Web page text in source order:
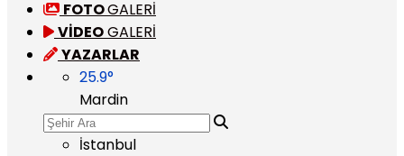
FOTOGALERİ
VİDEOGALERİ
YAZARLAR
25.9°
Mardin
İstanbul